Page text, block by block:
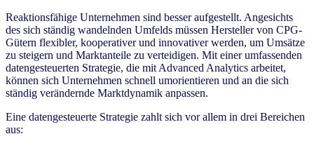
Reaktionsfähige Unternehmen sind besser aufgestellt. Angesichts
des sich ständig wandelnden Umfelds müssen Hersteller von CPG-
Gütern flexibler, kooperativer und innovativer werden, um Umsätze
zu steigern und Marktanteile zu verteidigen. Mit einer umfassenden
datengesteuerten Strategie, die mit Advanced Analytics arbeitet,
können sich Unternehmen schnell umorientieren und an die sich
ständig verändernde Marktdynamik anpassen.
Eine datengesteuerte Strategie zahlt sich vor allem in drei Bereichen
aus: